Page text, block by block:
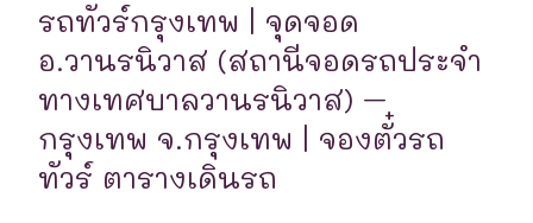
รถทัวร์กรุงเทพ | จุดจอด
อ.วานรนิวาส (สถานีจอดรถประจำ
ทางเทศบาลวานรนิวาส) –
กรุงเทพ จ.กรุงเทพ | จองตั๋วรถ
ทัวร์ ตารางเดินรถ